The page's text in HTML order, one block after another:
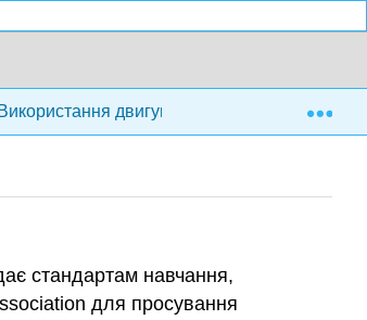
двигуна глобальних інновацій
стандартам навчання,
для просування